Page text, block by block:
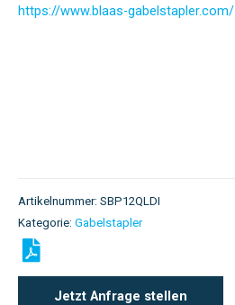
https://www.blaas-gabelstapler.com/
Artikelnummer: SBP12QLDI
Kategorie: Gabelstapler
Jetzt Anfrage stellen